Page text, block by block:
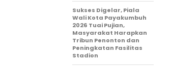
Sukses Digelar, Piala
Wali Kota Payakumbuh
2026 Tuai Pujian,
Masyarakat Harapkan
Tribun Penonton dan
Peningkatan Fasilitas
Stadion